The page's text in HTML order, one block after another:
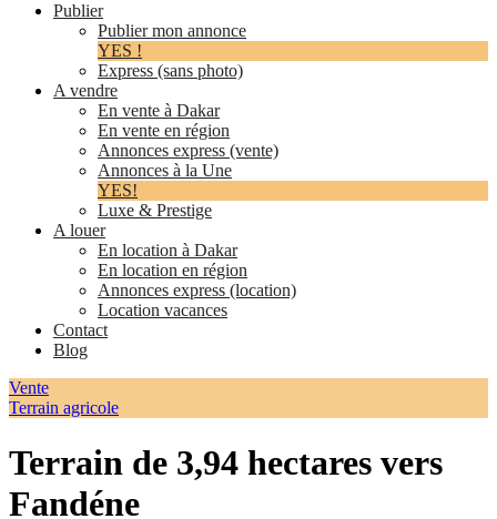
Publier
Publier mon annonce
YES !
Express (sans photo)
A vendre
En vente à Dakar
En vente en région
Annonces express (vente)
Annonces à la Une
YES!
Luxe & Prestige
A louer
En location à Dakar
En location en région
Annonces express (location)
Location vacances
Contact
Blog
Vente
Terrain agricole
Terrain de 3,94 hectares vers
Fandéne